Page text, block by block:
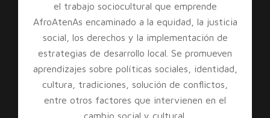
el trabajo sociocultural que emprende
AfroAtenAs encaminado a la equidad, la justicia
social, los derechos y la implementación de
estrategias de desarrollo local. Se promueven
aprendizajes sobre políticas sociales, identidad,
cultura, tradiciones, solución de conflictos,
entre otros factores que intervienen en el
cambio social y cultural.